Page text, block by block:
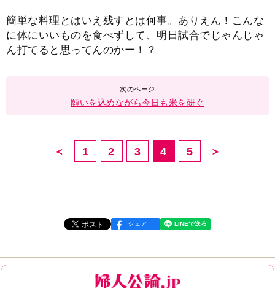
簡単な料理とはいえ残すとは何事。ありえん！こんな
に体にいいものを食べずして、明日試合でじゃんじゃ
ん打てると思ってんのかー！？
願いを込めながら今日も米を研ぐ
＜ 1 2 3 4 5 ＞
シェア